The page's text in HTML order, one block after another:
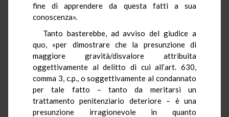
fine di apprendere da questa fatti a sua
conoscenza».
Tanto basterebbe, ad avviso del giudice a
quo, «per dimostrare che la presunzione di
maggiore gravità/disvalore attribuita
oggettivamente al delitto di cui all’art. 630,
comma 3, c.p., o soggettivamente al condannato
per tale fatto – tanto da meritarsi un
trattamento penitenziario deteriore – è una
presunzione irragionevole in quanto